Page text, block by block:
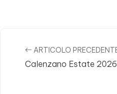
ARTICOLO
Calenzano Estate 2026